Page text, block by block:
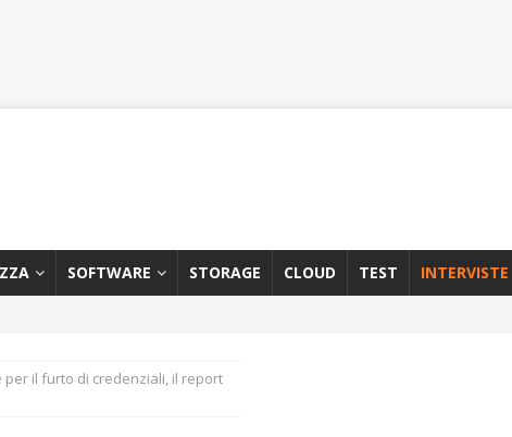
SOFTWARE STORAGE CLOUD TEST INTERVISTE
il furto di credenziali, il report